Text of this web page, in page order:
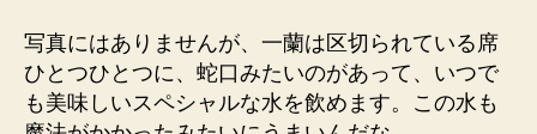
写真にはありませんが、一蘭は区切られている席
ひとつひとつに、蛇口みたいのがあって、いつで
も美味しいスペシャルな水を飲めます。この水も